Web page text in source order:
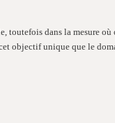
dans la mesure où
objectif unique que le